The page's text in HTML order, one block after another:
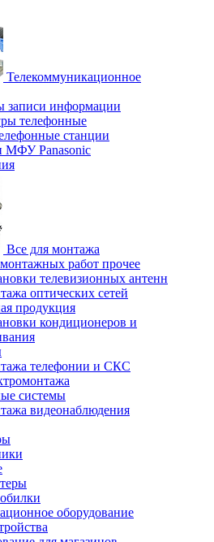
Телекоммуникационное
записи информации
телефонные
станции
МФУ Panasonic
Все для монтажа
работ прочее
телевизионных антенн
оптических сетей
продукция
кондиционеров и
телефонии и СКС
системы
видеонаблюдения
оборудование